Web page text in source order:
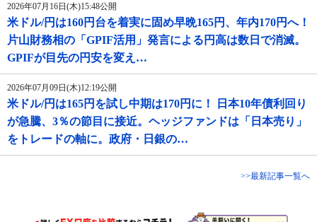
2026年07月16日(木)15:48公開
米ドル/円は160円台を着実に固め早晩165円、年内170円へ！
片山財務相の「GPIF活用」発言による円高は数日で消滅。
GPIFが目先の円安を変え…
2026年07月09日(木)12:19公開
米ドル/円は165円を試し中期は170円に！ 日本10年債利回り
が急騰、3％の節目に接近。ヘッジファンドは「日本売り」
をトレードの軸に。政府・日銀の…
>>最新記事一覧へ